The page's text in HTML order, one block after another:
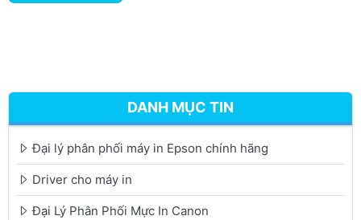
DANH MỤC TIN
Đại lý phân phối máy in Epson chính hãng
Driver cho máy in
Đại Lý Phân Phối Mực In Canon